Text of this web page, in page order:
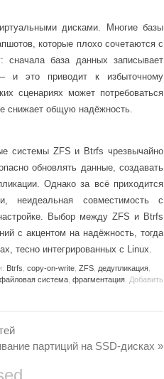
дисками. Многие базы
которые плохо сочетаются с
сначала база данных записывает
и это приводит к избыточному
сценариях может потребоваться
снижает общую надёжность.
системы ZFS и Btrfs чрезвычайно
обновлять данные, создавать
Однако за всё приходится
неидеальная совместимость с
Выбор между ZFS и Btrfs
с акцентом на надёжность, тогда
тесно интегрированных с Linux.
Btrfs copy-on-write ZFS дедупликация
файловая система фрагментация . Добавить
партиций на SSD-дисках »